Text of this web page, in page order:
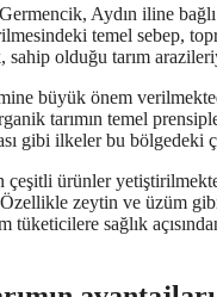
Aydın iline
temel sebep,
olduğu tarım
büyük önem
tarımın temel
gibi ilkeler bu bölgedeki
çeşitli ürünler
zeytin ve üzüm
sağlık